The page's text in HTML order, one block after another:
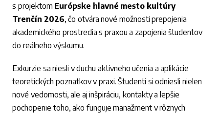
s projektom Európske hlavné mesto kultúry
Trenčín 2026, čo otvára nové možnosti prepojenia
akademického prostredia s praxou a zapojenia študentov
do reálneho výskumu.
Exkurzie sa niesli v duchu aktívneho učenia a aplikácie
teoretických poznatkov v praxi. Študenti si odniesli nielen
nové vedomosti, ale aj inšpiráciu, kontakty a lepšie
pochopenie toho, ako funguje manažment v rôznych